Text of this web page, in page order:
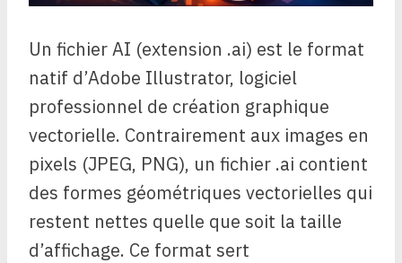
Un fichier AI (extension .ai) est le format
natif d’Adobe Illustrator, logiciel
professionnel de création graphique
vectorielle. Contrairement aux images en
pixels (JPEG, PNG), un fichier .ai contient
des formes géométriques vectorielles qui
restent nettes quelle que soit la taille
d’affichage. Ce format sert